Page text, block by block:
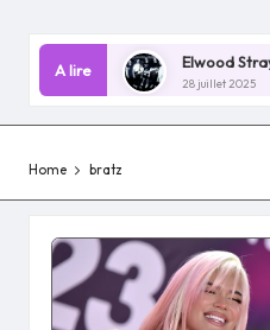
A lire Elwood Stray
28 juillet 2025
Home bratz